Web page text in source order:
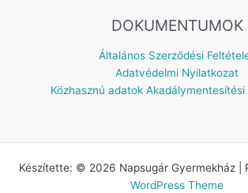
DOKUMENTUMOK
Általános Szerződési
Adatvédelmi Nyilatkozat
Közhasznú adatok
Készítette: © 2026 Napsugár Gyermekház |
WordPress Theme